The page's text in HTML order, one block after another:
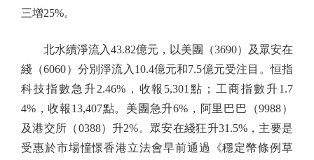
三增25%。
北水續淨流入43.82億元，以美團（3690）及眾安在
綫（6060）分別淨流入10.4億元和7.5億元受注目。恒指
科技指數急升2.46%，收報5,301點；工商指數升1.7
4%，收報13,407點。美團急升6%，阿里巴巴（9988）
及港交所（0388）升2%。眾安在綫狂升31.5%，主要是
受惠於市場憧憬香港立法會早前通過《穩定幣條例草